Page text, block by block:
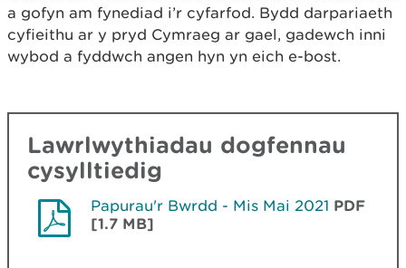
a gofyn am fynediad i’r cyfarfod. Bydd darpariaeth
cyfieithu ar y pryd Cymraeg ar gael, gadewch inni
wybod a fyddwch angen hyn yn eich e-bost.​
Lawrlwythiadau dogfennau
cysylltiedig
Papurau'r Bwrdd - Mis Mai 2021 PDF
[1.7 MB]